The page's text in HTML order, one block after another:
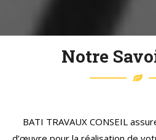
Chaque projet est unique
spécificités, de solutions à
innovations à proposer.
Notre
BATI TRAVAUX CONSEIL